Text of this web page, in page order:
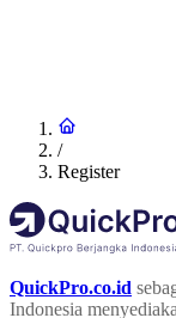
/
Register
QuickPro.co.id
Indonesia